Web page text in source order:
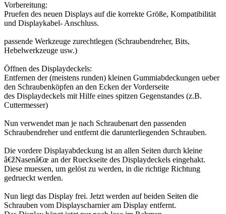
Vorbereitung:
Pruefen des neuen Displays auf die korrekte Größe, Kompatibilität
und Displaykabel- Anschluss.
passende Werkzeuge zurechtlegen (Schraubendreher, Bits,
Hebelwerkzeuge usw.)
Öffnen des Displaydeckels:
Entfernen der (meistens runden) kleinen Gummiabdeckungen ueber
den Schraubenköpfen an den Ecken der Vorderseite
des Displaydeckels mit Hilfe eines spitzen Gegenstandes (z.B.
Cuttermesser)
Nun verwendet man je nach Schraubenart den passenden
Schraubendreher und entfernt die darunterliegenden Schrauben.
Die vordere Displayabdeckung ist an allen Seiten durch kleine
â€žNasenâ€œ an der Rueckseite des Displaydeckels eingehakt.
Diese muessen, um gelöst zu werden, in die richtige Richtung
gedrueckt werden.
Nun liegt das Display frei. Jetzt werden auf beiden Seiten die
Schrauben vom Displayscharnier am Display entfernt.